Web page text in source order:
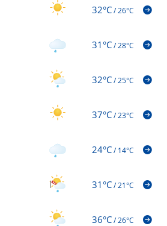
32°C/26°C
31°C/28°C
32°C/25°C
37°C/23°C
24°C/14°C
31°C/21°C
36°C/26°C